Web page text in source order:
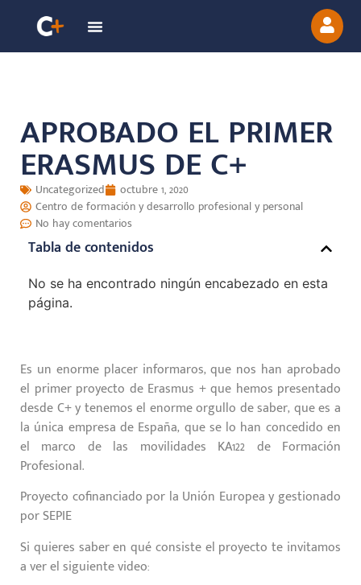
APROBADO EL PRIMER
ERASMUS DE C+
Uncategorized
octubre 1, 2020
Centro de formación y desarrollo profesional y personal
No hay comentarios
Tabla de contenidos
No se ha encontrado ningún encabezado en esta
página.
Es un enorme placer informaros, que nos han aprobado
el primer proyecto de Erasmus + que hemos presentado
desde C+ y tenemos el enorme orgullo de saber, que es a
la única empresa de España, que se lo han concedido en
el marco de las movilidades KA122 de Formación
Profesional.
Proyecto cofinanciado por la Unión Europea y gestionado
por SEPIE
Si quieres saber en qué consiste el proyecto te invitamos
a ver el siguiente video: